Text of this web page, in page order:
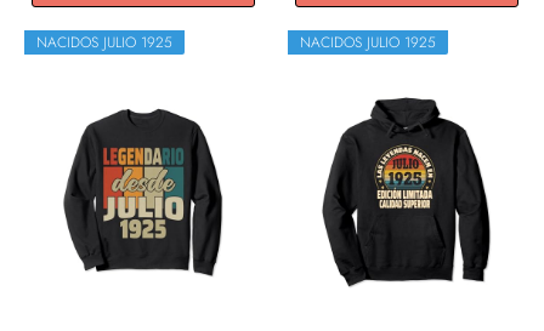
NACIDOS JULIO 1925 NACIDOS JULIO 1925